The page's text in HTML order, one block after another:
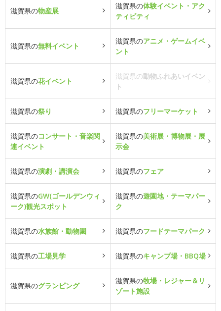
滋賀県の物産展
滋賀県の体験イベント・アク
ティビティ
滋賀県の無料イベント
滋賀県のアニメ・ゲームイベ
ント
滋賀県の花イベント
滋賀県の動物ふれあいイベン
ト
滋賀県の祭り 滋賀県のフリーマーケット
滋賀県のコンサート・音楽関
連イベント
滋賀県の美術展・博物展・展
示会
滋賀県の演劇・講演会 滋賀県のフェア
滋賀県のGW(ゴールデンウィ
ーク)観光スポット
滋賀県の遊園地・テーマパー
ク
滋賀県の水族館・動物園 滋賀県のフードテーマパーク
滋賀県の工場見学 滋賀県のキャンプ場・BBQ場
滋賀県のグランピング
滋賀県の牧場・レジャー＆リ
ゾート施設